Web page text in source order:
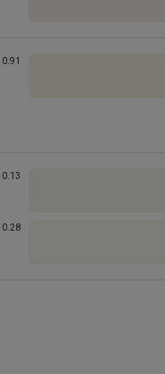
0.91
0.13
0.28